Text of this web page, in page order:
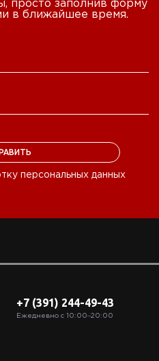
просто заполнив форму
в ближайшее время.
персональных данных
+7 (391) 244-49-43
Ежедневно с 10:00‒20:00